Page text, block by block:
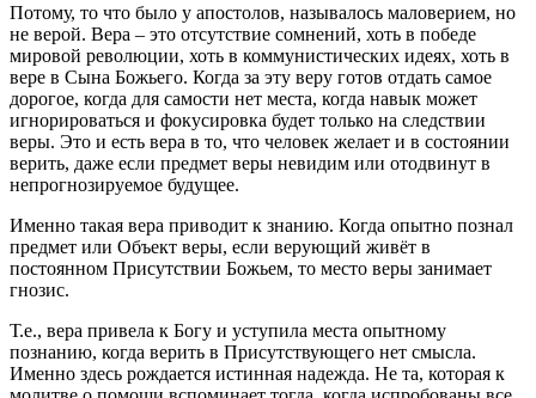
Потому, то что было у апостолов, называлось маловерием, но
не верой. Вера – это отсутствие сомнений, хоть в победе
мировой революции, хоть в коммунистических идеях, хоть в
вере в Сына Божьего. Когда за эту веру готов отдать самое
дорогое, когда для самости нет места, когда навык может
игнорироваться и фокусировка будет только на следствии
веры. Это и есть вера в то, что человек желает и в состоянии
верить, даже если предмет веры невидим или отодвинут в
непрогнозируемое будущее.
Именно такая вера приводит к знанию. Когда опытно познал
предмет или Объект веры, если верующий живёт в
постоянном Присутствии Божьем, то место веры занимает
гнозис.
Т.е., вера привела к Богу и уступила места опытному
познанию, когда верить в Присутствующего нет смысла.
Именно здесь рождается истинная надежда. Не та, которая к